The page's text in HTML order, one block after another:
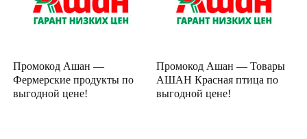
Промокод Ашан —
Фермерские продукты по
выгодной цене!
Промокод Ашан — Товары
АШАН Красная птица по
выгодной цене!